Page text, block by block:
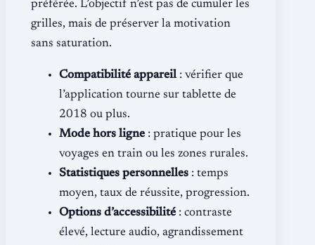
préférée. L’objectif n’est pas de cumuler les
grilles, mais de préserver la motivation
sans saturation.
Compatibilité appareil: vérifier que
l’application tourne sur tablette de
2018 ou plus.
Mode hors ligne : pratique pour les
voyages en train ou les zones rurales.
Statistiques personnelles : temps
moyen, taux de réussite, progression.
Options d’accessibilité : contraste
élevé, lecture audio, agrandissement